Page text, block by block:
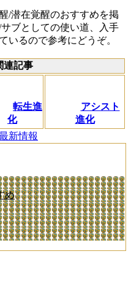
/潜在覚醒のおすすめを掲
ブとしての使い道、入手
いるので参考にどうぞ。
連記事
転生進
化
アシスト
進化
新情報
め